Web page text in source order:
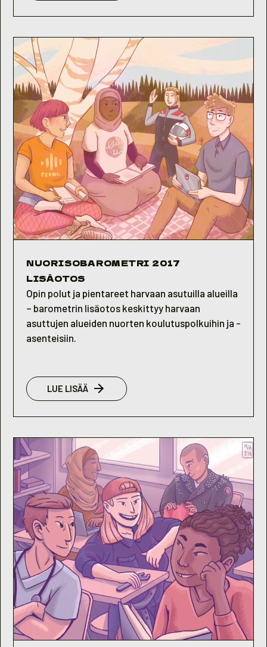
NUORISOBAROMETRI 2017
LISÄOTOS
Opin polut ja pientareet harvaan asutuilla alueilla
– barometrin lisäotos keskittyy harvaan
asuttujen alueiden nuorten koulutuspolkuihin ja -
asenteisiin.
LUE LISÄÄ:
NUORISOBAROMETRI